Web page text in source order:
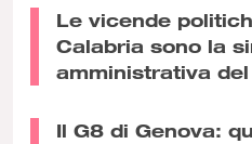
Le vicende
Calabria sono la
amministrativa
Il G8 di Genova: